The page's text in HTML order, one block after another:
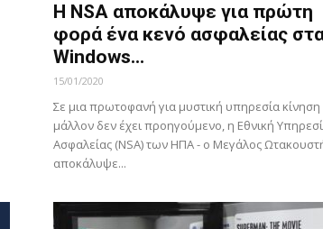
Η NSA αποκάλυψε για πρώτη
φορά ένα κενό ασφαλείας
Windows...
15/01/2020
Σε μια πρωτοφανή για μυστική υπηρεσία
μάλλον δεν έχει προηγούμενο, η Εθνική
Ασφαλείας (NSA) των ΗΠΑ - ο Μεγάλος
αποκάλυψε...